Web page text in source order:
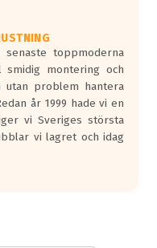
toppmoderna
montering och
problem hantera
år 1999 hade vi en
vi Sveriges största
vi lagret och idag